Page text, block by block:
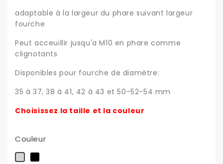
adaptable à la largeur du phare suivant largeur
fourche
Peut acceuillir jusqu'a M10 en phare comme
clignotants
Disponibles pour fourche de diamètre:
35 à 37, 38 à 41, 42 à 43 et 50-52-54 mm
Choisissez la taille et la couleur
Couleur
Chrome
Noir